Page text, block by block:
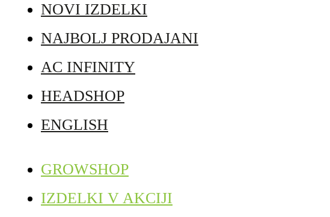
NOVI IZDELKI
NAJBOLJ PRODAJANI
AC INFINITY
HEADSHOP
ENGLISH
GROWSHOP
IZDELKI V AKCIJI